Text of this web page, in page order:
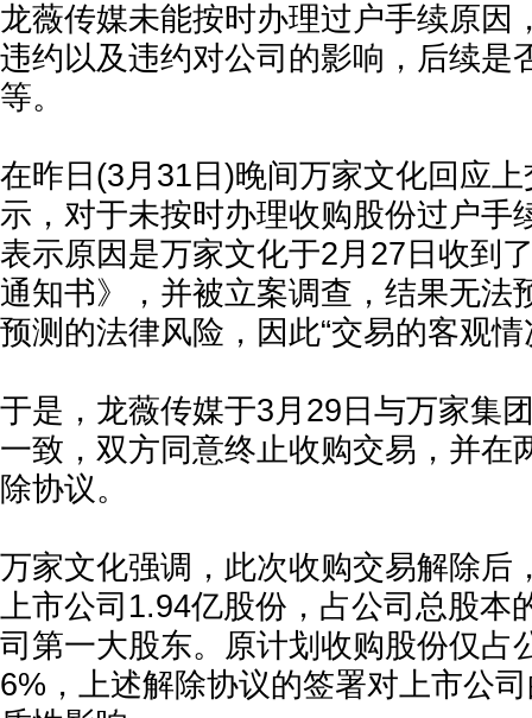
龙薇传媒未能按时办理过户手续原因
违约以及违约对公司的影响，后续是
等。
在昨日(3月31日)晚间万家文化回应
示，对于未按时办理收购股份过户手
表示原因是万家文化于2月27日收到
通知书》，并被立案调查，结果无法
预测的法律风险，因此“交易的客观
于是，龙薇传媒于3月29日与万家集
一致，双方同意终止收购交易，并在
除协议。
万家文化强调，此次收购交易解除后
上市公司1.94亿股份，占公司总股本
司第一大股东。原计划收购股份仅占
6%，上述解除协议的签署对上市公